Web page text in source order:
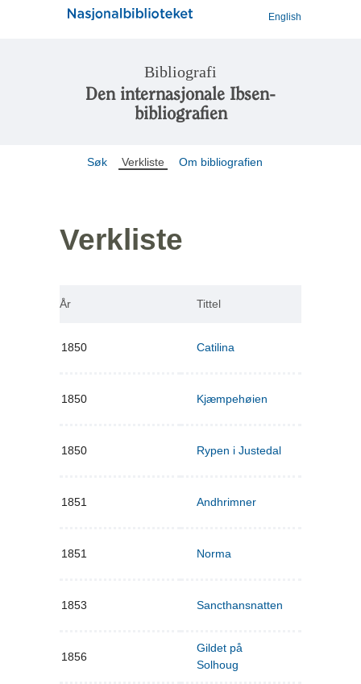
English
Bibliografi
Den internasjonale Ibsen-
bibliografien
Søk Verkliste Om bibliografien
Verkliste
År Tittel
1850 Catilina
1850 Kjæmpehøien
1850 Rypen i Justedal
1851 Andhrimner
1851 Norma
1853 Sancthansnatten
1856
Gildet på
Solhoug